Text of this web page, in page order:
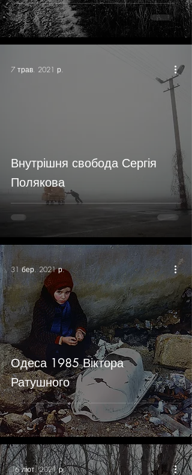
Внутрішня свобода Сергія
Полякова
7 трав. 2021 р.
Одеса 1985 Віктора
Ратушного
31 бер. 2021 р.
16 лют. 2021 р.